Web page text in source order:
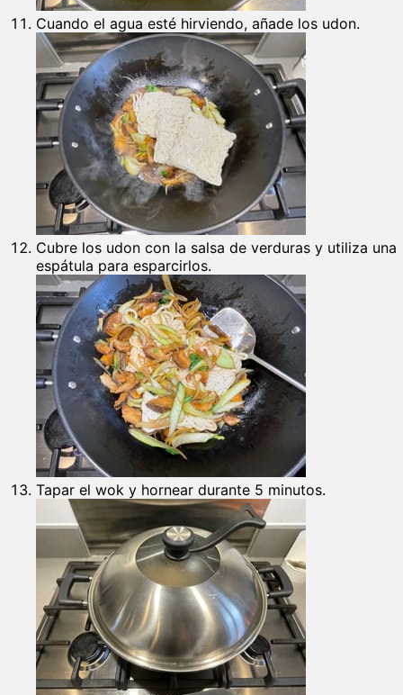
Cuando el agua esté hirviendo, añade los udon.
Cubre los udon con la salsa de verduras y utiliza una
espátula para esparcirlos.
Tapar el wok y hornear durante 5 minutos.